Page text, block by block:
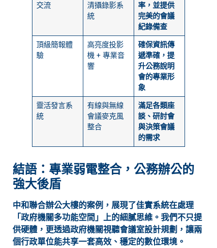
交流
清攝錄影系
統
率，並提供
完美的會議
紀錄備查
頂級簡報體
驗
高亮度投影
機 + 專業音
響
確保資訊傳
遞準確，提
升公務說明
會的專業形
象
靈活發言系
統
有線與無線
會議麥克風
整合
滿足各類座
談、研討會
與決策會議
的需求
結語：專業弱電整合，公務辦公的
強大後盾
中和聯合辦公大樓的案例，展現了佳實系統在處理
「政府機關多功能空間」上的細膩思維。我們不只提
供硬體，更透過政府機關視聽會議室設計規劃，讓兩
個行政單位能共享一套高效、穩定的數位環境。